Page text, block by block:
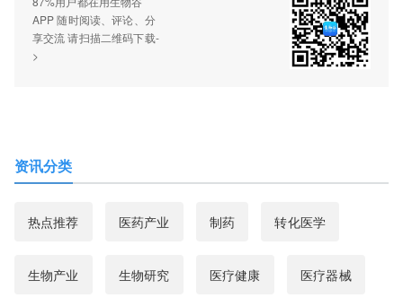
APP 随时阅读、评论、分
享交流 请扫描二维码下载-
>
资讯分类
热点推荐 医药产业 制药 转化医学
生物产业 生物研究 医疗健康 医疗器械